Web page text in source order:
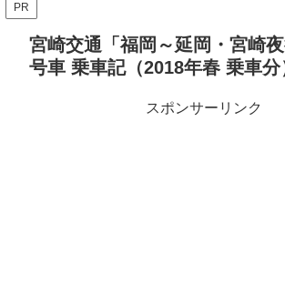
PR
宮崎交通「福岡～延岡・宮崎
号車 乗車記（2018年春 乗車分
スポンサーリンク